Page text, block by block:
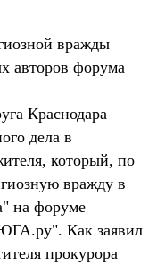
вражды
авторов форума
Краснодара
дела в
который, по
вражду в
на форуме
Как заявил
прокурора